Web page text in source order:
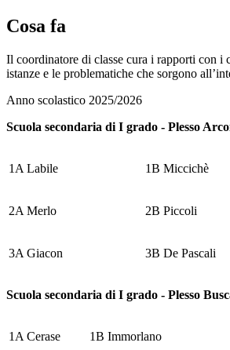
Cosa fa
Il coordinatore di classe cura i rapporti con i
istanze e le problematiche che sorgono
Anno scolastico 2025/2026
Scuola secondaria di I grado - Plesso
1A Labile 1B Miccichè
2A Merlo 2B Piccoli
3A Giacon 3B De Pascali
Scuola secondaria di I grado - Plesso
1A Cerase 1B Immorlano